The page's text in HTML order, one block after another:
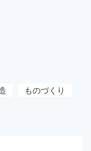
ものづくり